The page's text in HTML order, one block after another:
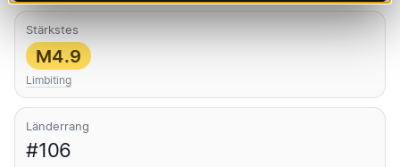
Stärkstes
M4.9
Limbiting
Länderrang
#106